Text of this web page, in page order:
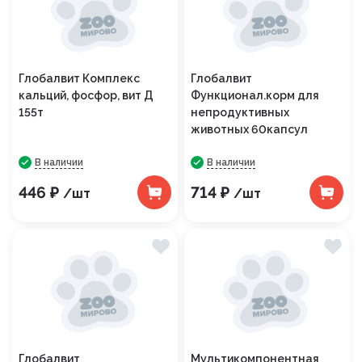
Глобалвит Комплекс
кальций, фосфор, вит Д
155т
В наличии
446 ₽ /шт
Глобалвит
Функционал.корм для
непродуктивных
животных 60капсул
В наличии
714 ₽ /шт
Глобалвит Мультикомпонентная